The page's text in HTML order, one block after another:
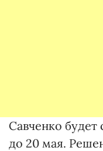
Савченко
до 20 мая.